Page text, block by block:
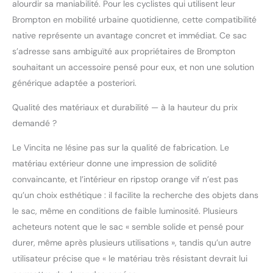
DE 16 POUCES : Le
compagnon idéal pour
le nomade numérique.
Le compartiment
interne dédié est
rembourré avec de la
et dimensionné pour
L'intérieur dispose d'une
doublure contrastée
brillante pour vous aider
à trouver facilement de
petits objets. Design à
enroulement réglable :
enroulement permet
une flexibilité maximale.
Vous pouvez remplir
alourdir sa maniabilité. Pour les cyclistes qui utilisent leur
Brompton en mobilité urbaine quotidienne, cette compatibilité
native représente un avantage concret et immédiat. Ce sac
s’adresse sans ambiguïté aux propriétaires de Brompton
souhaitant un accessoire pensé pour eux, et non une solution
générique adaptée a posteriori.
Qualité des matériaux et durabilité — à la hauteur du prix
demandé ?
Le Vincita ne lésine pas sur la qualité de fabrication. Le
matériau extérieur donne une impression de solidité
convaincante, et l’intérieur en ripstop orange vif n’est pas
qu’un choix esthétique : il facilite la recherche des objets dans
le sac, même en conditions de faible luminosité. Plusieurs
acheteurs notent que le sac « semble solide et pensé pour
durer, même après plusieurs utilisations », tandis qu’un autre
utilisateur précise que « le matériau très résistant devrait lui